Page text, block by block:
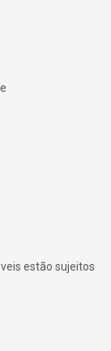
estão sujeitos